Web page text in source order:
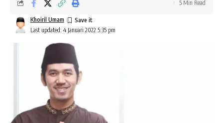
Last updated: 4 Januari 2022 5:35 pm
Khoiril Umam
5 Min Read